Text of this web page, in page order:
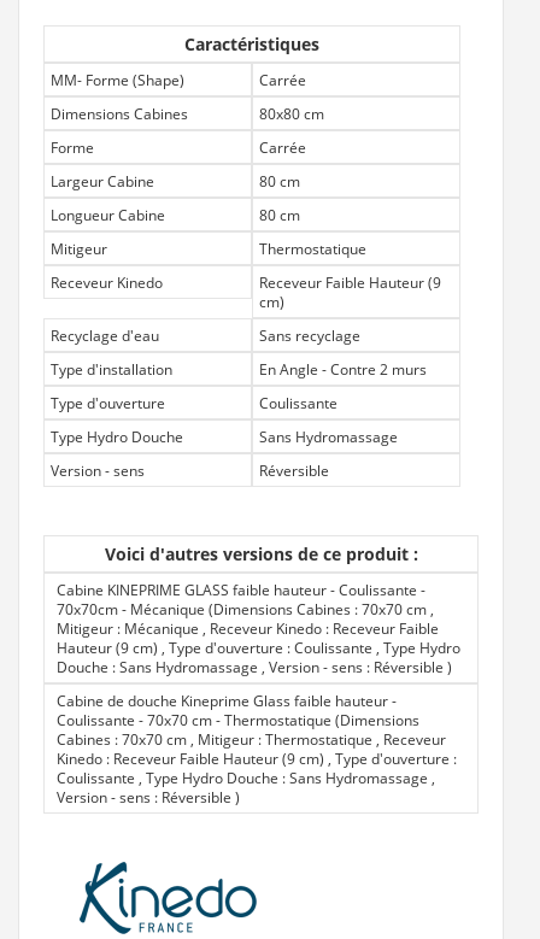
Caractéristiques
MM- Forme (Shape)
Carrée
Dimensions Cabines
80x80 cm
Forme
Carrée
Largeur Cabine
80 cm
Longueur Cabine
80 cm
Mitigeur
Thermostatique
Receveur Kinedo
Receveur Faible Hauteur (9
cm)
Recyclage d'eau
Sans recyclage
Type d'installation
En Angle - Contre 2 murs
Type d'ouverture
Coulissante
Type Hydro Douche
Sans Hydromassage
Version - sens
Réversible
Voici d'autres versions de ce produit :
Cabine KINEPRIME GLASS faible hauteur - Coulissante -
70x70cm - Mécanique (Dimensions Cabines : 70x70 cm ,
Mitigeur : Mécanique , Receveur Kinedo : Receveur Faible
Hauteur (9 cm) , Type d'ouverture : Coulissante , Type Hydro
Douche : Sans Hydromassage , Version - sens : Réversible )
Cabine de douche Kineprime Glass faible hauteur -
Coulissante - 70x70 cm - Thermostatique (Dimensions
Cabines : 70x70 cm , Mitigeur : Thermostatique , Receveur
Kinedo : Receveur Faible Hauteur (9 cm) , Type d'ouverture :
Coulissante , Type Hydro Douche : Sans Hydromassage ,
Version - sens : Réversible )
80x80 cm , Mitigeur : Mécanique , Receveur Kinedo :
Receveur Faible Hauteur (9 cm) , Type d'ouverture :
Coulissante , Type Hydro Douche : Sans Hydromassage ,
Version - sens : Réversible